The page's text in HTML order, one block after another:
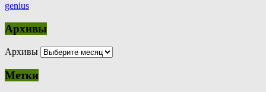
genius
Архивы
Архивы
Метки